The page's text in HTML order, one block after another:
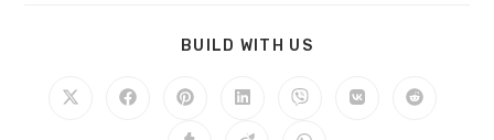
BUILD WITH US